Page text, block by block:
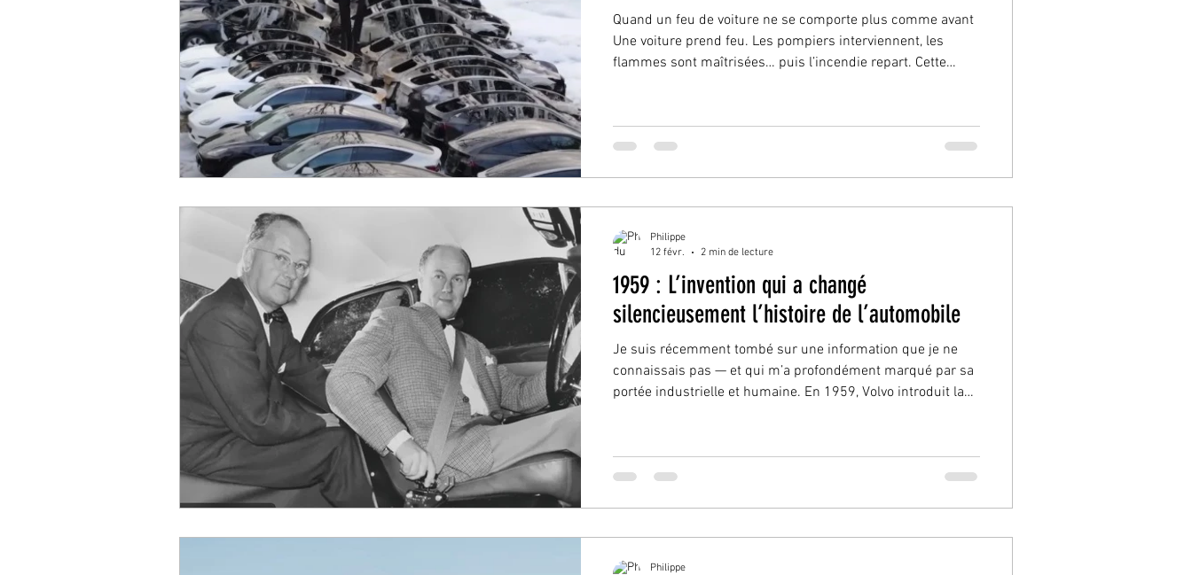
Quand un feu de voiture ne se comporte plus comme avant
Une voiture prend feu. Les pompiers interviennent, les
flammes sont maîtrisées… puis l’incendie repart. Cette
véhicules électriques des voitures thermiques : le feu peut
renaître après une extinction apparente . Dans un véhicule
1959 : L’invention qui a changé
silencieusement l’histoire de l’automobile
Je suis récemment tombé sur une information que je ne
connaissais pas — et qui m’a profondément marqué par sa
portée industrielle et humaine. En 1959, Volvo introduit la
mais qui constitue l’une des avancées techniques les plus
importantes de l’histoire automobile. Son concepteur, Nils
Philippe
12 févr.
2 min de lecture
Philippe